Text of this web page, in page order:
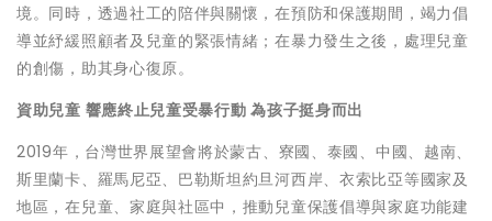
境。同時，透過社工的陪伴與關懷，在預防和保護期間，竭力倡
導並紓緩照顧者及兒童的緊張情緒；在暴力發生之後，處理兒童
的創傷，助其身心復原。
資助兒童 響應終止兒童受暴行動 為孩子挺身而出
2019年，台灣世界展望會將於蒙古、寮國、泰國、中國、越南、
斯里蘭卡、羅馬尼亞、巴勒斯坦約旦河西岸、衣索比亞等國家及
地區，在兒童、家庭與社區中，推動兒童保護倡導與家庭功能建